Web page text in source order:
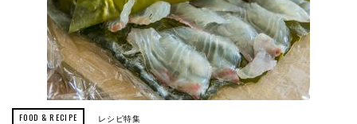
FOOD & RECIPE レシピ特集